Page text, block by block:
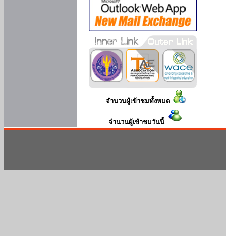
จำนวนผู้เข้าชมทั้งหมด :
จำนวนผู้เข้าชมวันนี้ :